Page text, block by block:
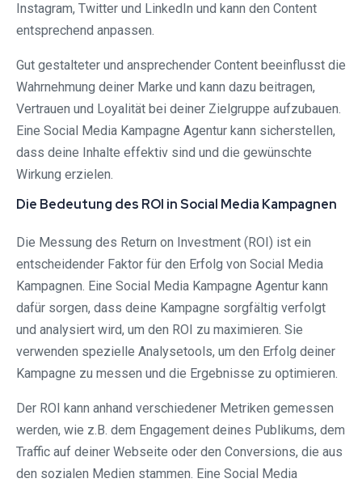
Instagram, Twitter und LinkedIn und kann den Content
entsprechend anpassen.
Gut gestalteter und ansprechender Content beeinflusst die
Wahrnehmung deiner Marke und kann dazu beitragen,
Vertrauen und Loyalität bei deiner Zielgruppe aufzubauen.
Eine Social Media Kampagne Agentur kann sicherstellen,
dass deine Inhalte effektiv sind und die gewünschte
Wirkung erzielen.
Die Bedeutung des ROI in Social Media Kampagnen
Die Messung des Return on Investment (ROI) ist ein
entscheidender Faktor für den Erfolg von Social Media
Kampagnen. Eine Social Media Kampagne Agentur kann
dafür sorgen, dass deine Kampagne sorgfältig verfolgt
und analysiert wird, um den ROI zu maximieren. Sie
verwenden spezielle Analysetools, um den Erfolg deiner
Kampagne zu messen und die Ergebnisse zu optimieren.
Der ROI kann anhand verschiedener Metriken gemessen
werden, wie z.B. dem Engagement deines Publikums, dem
Traffic auf deiner Webseite oder den Conversions, die aus
den sozialen Medien stammen. Eine Social Media